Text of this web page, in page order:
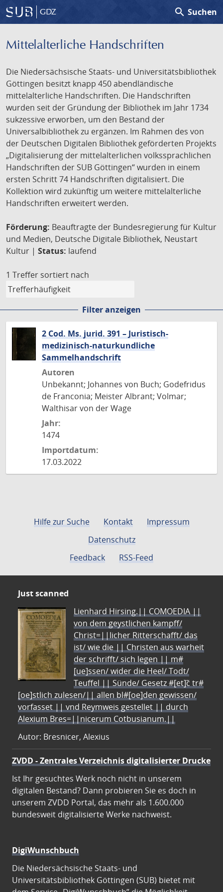
GDZ search Suchen
Mittelalterliche Handschriften
Die Niedersächsische Staats- und Universitätsbibliothek
Göttingen besitzt knapp 450 abendländische
mittelalterliche Handschriften. Die Handschriften
wurden seit der Gründung der Bibliothek im Jahr 1734
sukzessive erworben, um den Bestand der
Universalbibliothek zu ergänzen. Im Rahmen des von
der Deutschen Digitalen Bibliothek geförderten Projekts
„Digitalisierung der mittelalterlichen volkssprachlichen
Handschriften der SUB Göttingen“ wurden in einem
ersten Schritt 74 Handschriften digitalisiert. Die
Kollektion wird zukünftig um weitere mittelalterliche
Handschriften erweitert werden.
Förderung: Beauftragte der Bundesregierung für Kultur
und Medien, Deutsche Digitale Bibliothek, Neustart
Kultur | Status: laufend
1 Treffer sortiert nach
Filter anzeigen
2 Cod. Ms. jurid. 391 – Juristisch-
medizinisch-naturkundliche
Sammelhandschrift
Autoren
Unbekannt; Johannes von Buch; Godefridus
de Franconia; Meister Albrant; Volmar;
Walthisar von der Wage
Jahr:
1474
Importdatum:
17.03.2022
Hilfe zur Suche Kontakt
Impressum
Datenschutz
Feedback
RSS-Feed
Just scanned
Lienhard Hirsing.|| COMOEDIA ||
von dem geystlichen kampff/
Christ=||licher Ritterschafft/ das
ist/ wie die || Christen aus warheit
der schrifft/ sich legen || m#
[ue]ssen/ wider die Heel/ Todt/
Teuffel || Sünde/ Gesetz #[et]c̃ tr#
[oe]stlich zulesen/|| allen bl#[oe]den gewissen/
vorfasset || vnd Reymweis gestellet || durch
Alexium Bres=||nicerum Cotbusianum.||
Autor: Bresnicer, Alexius
ZVDD - Zentrales Verzeichnis digitalisierter Drucke
Ist Ihr gesuchtes Werk noch nicht in unserem
digitalen Bestand? Dann probieren Sie es doch in
unserem ZVDD Portal, das mehr als 1.600.000
bundesweit digitalisierte Werke nachweist.
DigiWunschbuch
Die Niedersächsische Staats- und
Universitätsbibliothek Göttingen (SUB) bietet mit